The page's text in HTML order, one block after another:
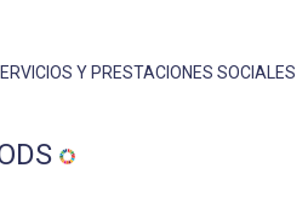
Y PRESTACIONES SOCIALES